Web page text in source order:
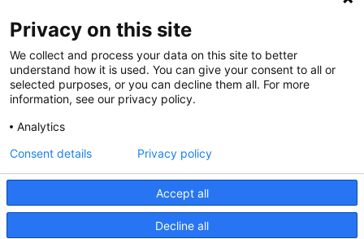
Tietosuoja Saavutettavuus
Privacy on this site
We collect and process your data on this site to better
understand how it is used. You can give your consent to all or
selected purposes, or you can decline them all. For more
information, see our privacy policy.
Analytics
Accept all
Decline all
Consent details Privacy policy